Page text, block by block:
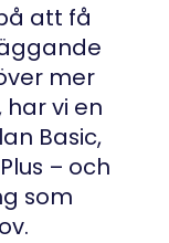
att få
mer
vi en
Basic,
– och
som